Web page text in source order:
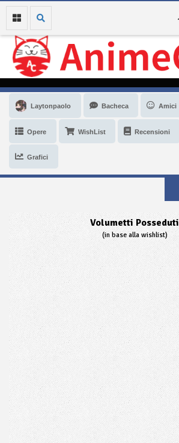
Laytonpaolo Bacheca Amici
Opere WishList Recensioni
Grafici
Volumetti Posseduti
(in base alla wishlist)